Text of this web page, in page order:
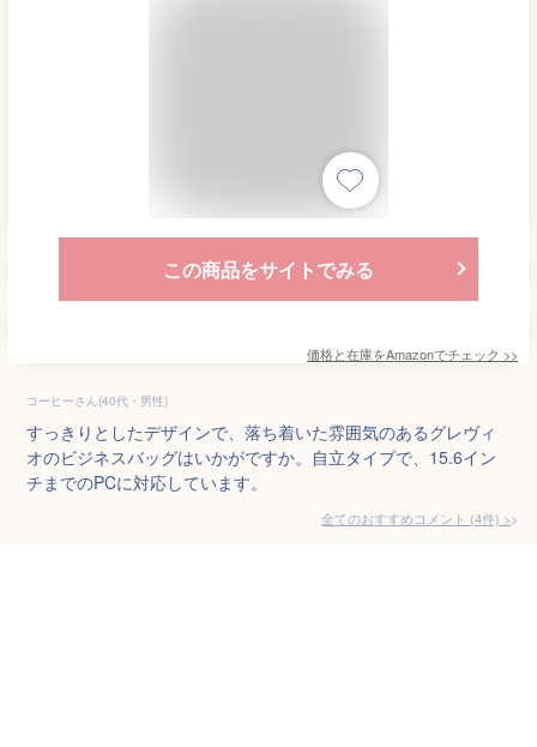
この商品をサイトでみる
価格と在庫をAmazonでチェック >>
コーヒーさん(40代・男性)
すっきりとしたデザインで、落ち着いた雰囲気のあるグレヴィ
オのビジネスバッグはいかがですか。自立タイプで、15.6イン
チまでのPCに対応しています。
全てのおすすめコメント (4件) >